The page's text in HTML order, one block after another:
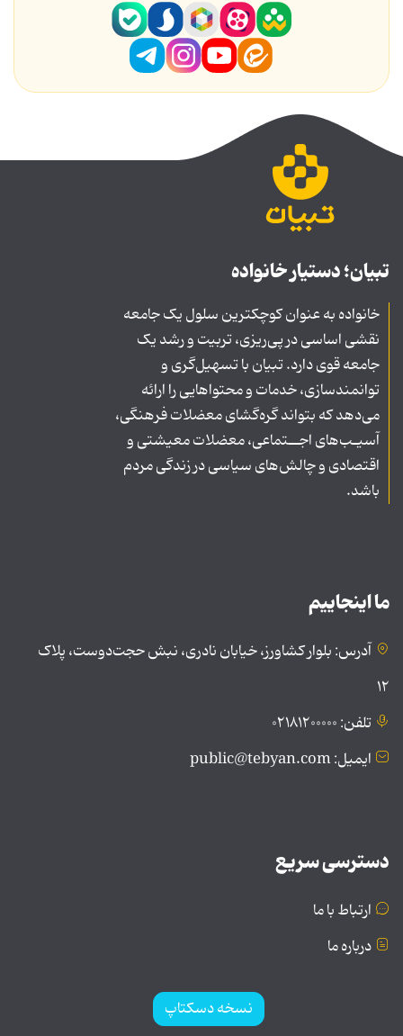
تبیان؛ دستیار خانواده
خانواده به عنوان کوچکترین سلول یک جامعه
نقشی اساسی در پی‌ریزی، تربیت و رشد یک
جامعه قوی دارد. تبیان با تسهیل‌گری و
توانمندسازی، خدمات و محتواهایی را ارائه
می‌دهد که بتواند گره‌گشای معضلات فرهنگی،
آسیـب‌های اجــتماعی، معضلات معیشتی و
اقتصادی و چالش‌های سیاسی در زندگی مردم
باشد.
ما اینجاییم
آدرس: بلوار کشاورز، خیابان نادری، نبش حجت‌دوست، پلاک
۱۲
تلفن: ۰۲۱۸۱۲۰۰۰۰۰
ایمیل: public@tebyan.com
دسترسی سریع
ارتباط با ما
درباره ما
نسخه دسکتاپ